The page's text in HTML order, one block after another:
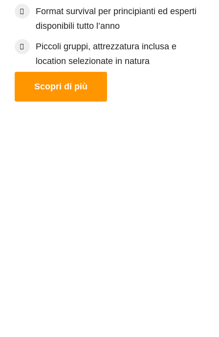
Format survival per principianti ed esperti
disponibili tutto l’anno
Piccoli gruppi, attrezzatura inclusa e
location selezionate in natura
Scopri di più